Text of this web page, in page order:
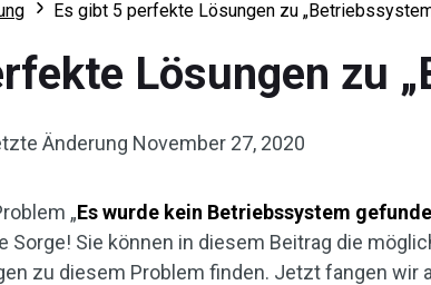
Es gibt 5 perfekte Lösungen zu
Lösungen zu
Änderung November 27, 2020
„Es wurde kein Betriebssystem
Sorge! Sie können in diesem Beitrag die
zu diesem Problem finden. Jetzt fangen wir